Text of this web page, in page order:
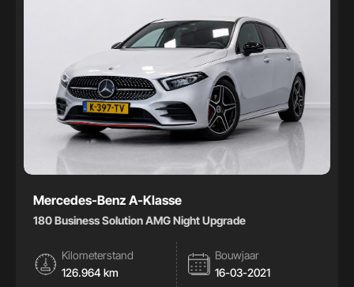
Mercedes-Benz A-Klasse
180 Business Solution AMG Night Upgrade
Kilometerstand
126.964 km
Bouwjaar
16-03-2021